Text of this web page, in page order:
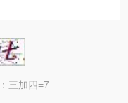
三加四=7